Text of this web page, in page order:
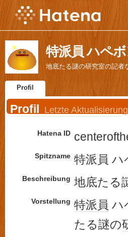
特派員 ハペ
地底たる謎の研究室の記者
Profil
Profil Letzte
Hatena ID
Spitzname 特派員 ハ
Beschreibung 地底たる
Vorstellung 特派員 ハ
たる謎の